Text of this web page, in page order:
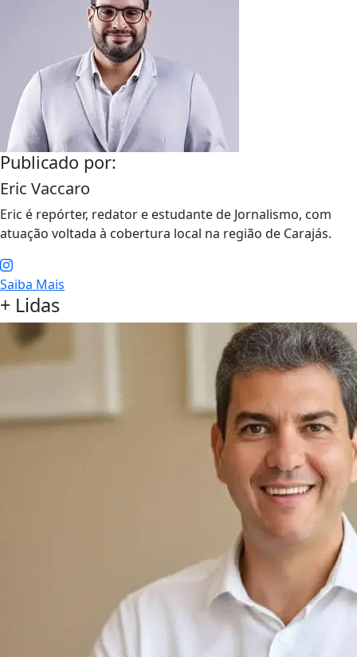
Publicado por:
Eric Vaccaro
Eric é repórter, redator e estudante de Jornalismo, com
atuação voltada à cobertura local na região de Carajás.
Saiba Mais
+ Lidas